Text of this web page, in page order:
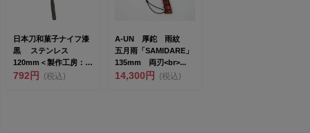
日本刀和菓子ナイフ漆
黒 ステンレス
120mm＜製作工房：武
田＞<br>...
792円 (税込)
A-UN 厚鉈 雨紋
五月雨「SAMIDARE」
135mm 両刃<br>...
14,300円 (税込)